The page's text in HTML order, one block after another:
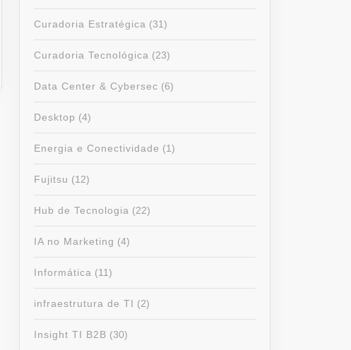
Curadoria Estratégica (31)
Curadoria Tecnológica (23)
Data Center & Cybersec (6)
Desktop (4)
Energia e Conectividade (1)
Fujitsu (12)
Hub de Tecnologia (22)
IA no Marketing (4)
Informática (11)
infraestrutura de TI (2)
Insight TI B2B (30)